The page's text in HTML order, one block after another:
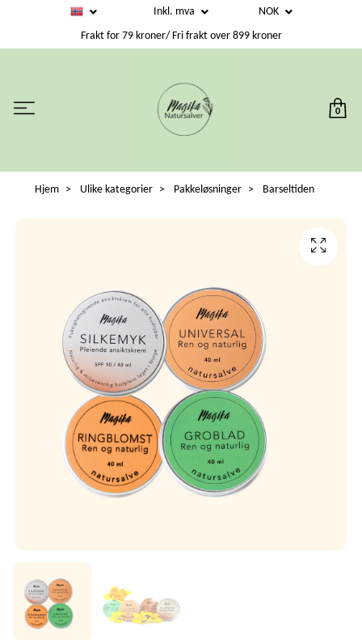
Inkl. mva
NOK
Frakt for 79 kroner/ Fri frakt over 899 kroner
0
Hjem Ulike kategorier Pakkeløsninger Barseltiden